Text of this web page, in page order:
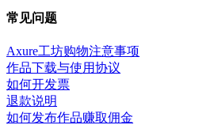
常见问题
Axure工坊购物注意事项
作品下载与使用协议
如何开发票
退款说明
如何发布作品赚取佣金